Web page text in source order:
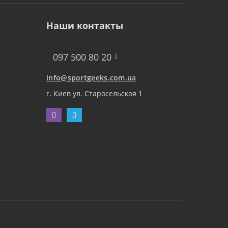
Наши контакты
097 500 80 20
info@sportgeeks.com.ua
г. Киев ул. Старосельская 1